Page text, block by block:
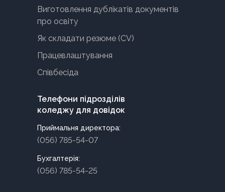
Виготовлення дублікатів документів
про освіту
Як складати резюме (CV)
Працевлаштування
Співбесіда
Телефони підрозділів
коледжу для довідок
Приймальня директора:
(056) 785-54-07
Бухгалтерія:
(056) 785-54-25